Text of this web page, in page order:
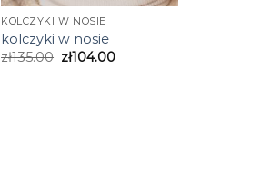
KOLCZYKI W NOSIE
kolczyki w nosie
zł135.00 zł104.00